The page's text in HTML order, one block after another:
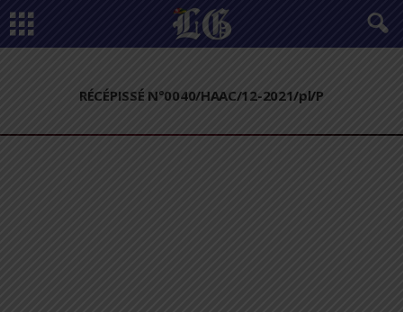
RÉCÉPISSÉ N°0040/HAAC/12-2021/pl/P